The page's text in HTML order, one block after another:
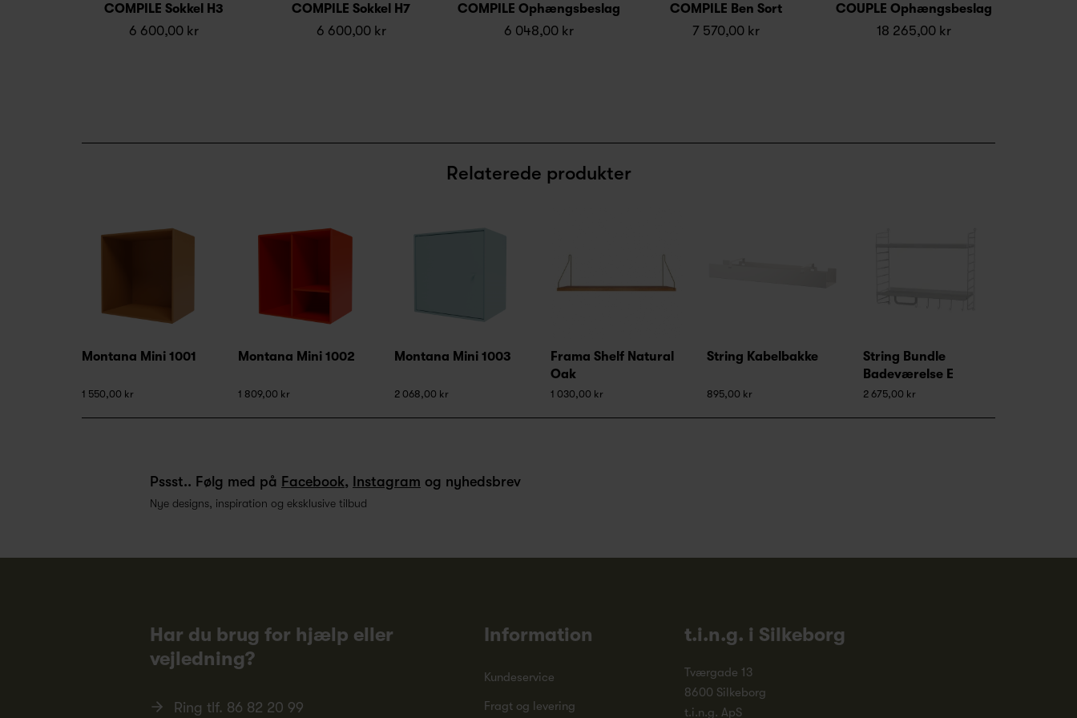
COMPILE Sokkel H3
6 600,00 kr
COMPILE Sokkel H7
6 600,00 kr
COMPILE Ophængsbeslag
6 048,00 kr
COMPILE Ben Sort
7 570,00 kr
COUPLE Ophængsbeslag
18 265,00 kr
Relaterede produkter
Montana Mini 1001
1 550,00 kr
Montana Mini 1002
1 809,00 kr
Montana Mini 1003
2 068,00 kr
Frama Shelf Natural
Oak
1 030,00 kr
String Kabelbakke
895,00 kr
String Bundle
Badeværelse E
2 675,00 kr
Pssst.. Følg med på Facebook, Instagram og nyhedsbrev
Nye designs, inspiration og eksklusive tilbud
Har du brug for hjælp eller
vejledning?
Ring tlf. 86 82 20 99
Information
Kundeservice
Fragt og levering
t.i.n.g. i Silkeborg
Tværgade 13
8600 Silkeborg
t.i.n.g. ApS